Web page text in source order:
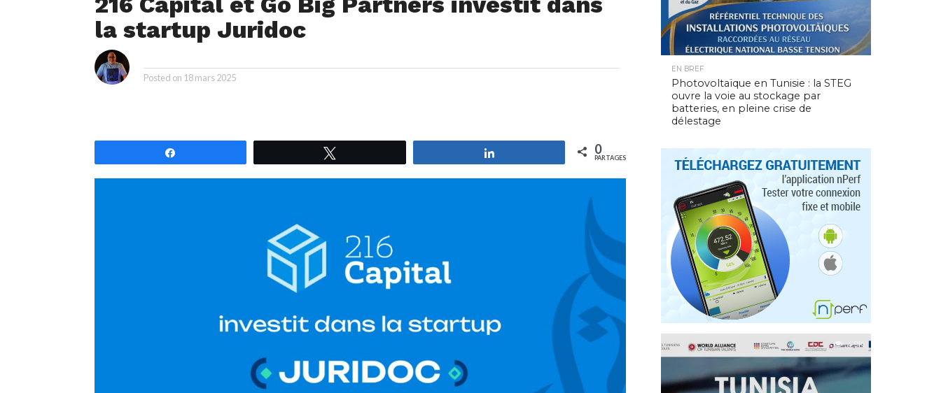
la startup Juridoc
Posted on 18 mars 2025
0
PARTAGES
EN BREF
Photovoltaïque en Tunisie : la STEG
ouvre la voie au stockage par
batteries, en pleine crise de
délestage
4.9K